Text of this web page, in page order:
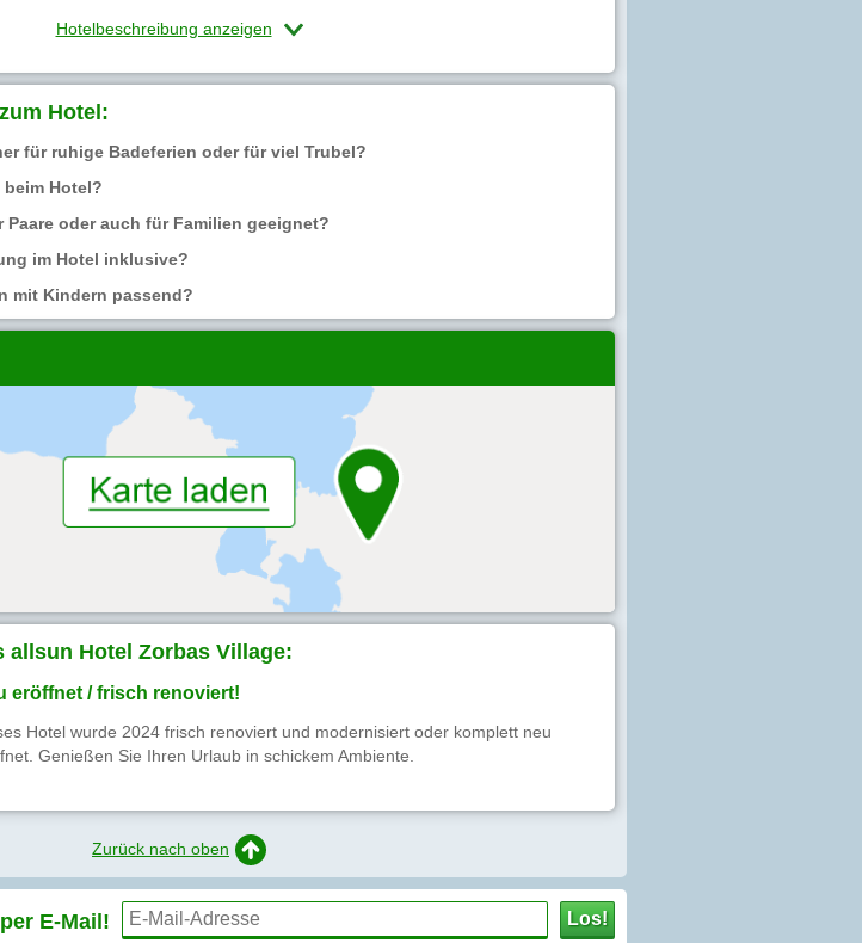
Hotelbeschreibung anzeigen
Hotel:
für ruhige Badeferien oder für viel Trubel?
Hotel?
Paare oder auch für Familien geeignet?
im Hotel inklusive?
mit Kindern passend?
Hotel Zorbas Village:
eröffnet / frisch renoviert!
Hotel wurde 2024 frisch renoviert und modernisiert oder komplett neu
Genießen Sie Ihren Urlaub in schickem Ambiente.
Zurück nach oben
E-Mail! Los!